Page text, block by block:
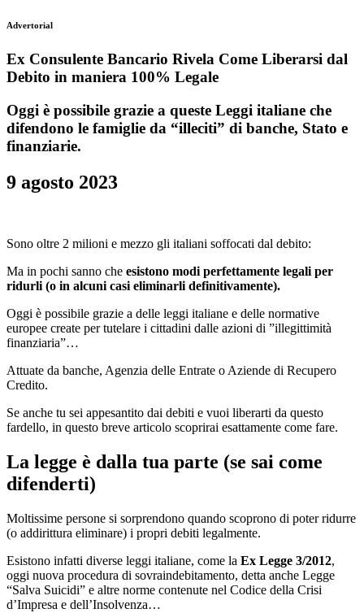
Advertorial
Ex Consulente Bancario Rivela Come Liberarsi dal
Debito in maniera 100% Legale
Oggi è possibile grazie a queste Leggi italiane che
difendono le famiglie da “illeciti” di banche, Stato e
finanziarie.
9 agosto 2023
Sono oltre 2 milioni e mezzo gli italiani soffocati dal debito:
Ma in pochi sanno che esistono modi perfettamente legali per
ridurli (o in alcuni casi eliminarli definitivamente).
Oggi è possibile grazie a delle leggi italiane e delle normative
europee create per tutelare i cittadini dalle azioni di ”illegittimità
finanziaria”…
Attuate da banche, Agenzia delle Entrate o Aziende di Recupero
Credito.
Se anche tu sei appesantito dai debiti e vuoi liberarti da questo
fardello, in questo breve articolo scoprirai esattamente come fare.
La legge è dalla tua parte (se sai come
difenderti)
Moltissime persone si sorprendono quando scoprono di poter ridurre
(o addirittura eliminare) i propri debiti legalmente.
Esistono infatti diverse leggi italiane, come la Ex Legge 3/2012,
oggi nuova procedura di sovraindebitamento, detta anche Legge
“Salva Suicidi” e altre norme contenute nel Codice della Crisi
d’Impresa e dell’Insolvenza…